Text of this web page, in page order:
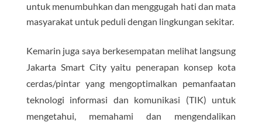
untuk menumbuhkan dan menggugah hati dan mata
masyarakat untuk peduli dengan lingkungan sekitar.
Kemarin juga saya berkesempatan melihat langsung
Jakarta Smart City yaitu penerapan konsep kota
cerdas/pintar yang mengoptimalkan pemanfaatan
teknologi informasi dan komunikasi (TIK) untuk
mengetahui, memahami dan mengendalikan